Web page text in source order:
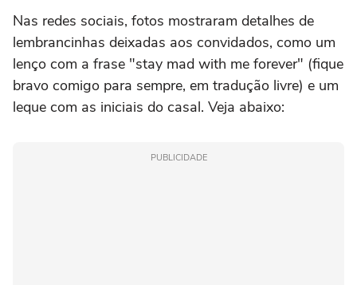
Nas redes sociais, fotos mostraram detalhes de
lembrancinhas deixadas aos convidados, como um
lenço com a frase "stay mad with me forever" (fique
bravo comigo para sempre, em tradução livre) e um
leque com as iniciais do casal. Veja abaixo:
PUBLICIDADE